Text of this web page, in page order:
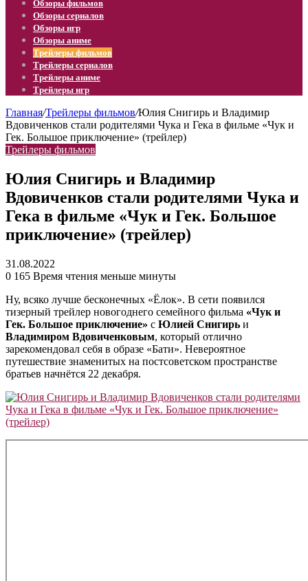
Обзоры фильмов
Обзоры сериалов
Обзоры игр
Обзоры аниме
Трейлеры фильмов
Трейлеры сериалов
Трейлеры аниме
Трейлеры игр
Главная/Трейлеры фильмов/Юлия Снигирь и Владимир
Вдовиченков стали родителями Чука и Гека в фильме «Чук и
Гек. Большое приключение» (трейлер)
Трейлеры фильмов
Юлия Снигирь и Владимир
Вдовиченков стали родителями Чука и
Гека в фильме «Чук и Гек. Большое
приключение» (трейлер)
31.08.2022
0 165 Время чтения меньше минуты
Ну, всяко лучше бесконечных «Ёлок». В сети появился
тизерный трейлер новогоднего семейного фильма «Чук и
Гек. Большое приключение» с Юлией Снигирь и
Владимиром Вдовиченковым, который отлично
зарекомендовал себя в образе «Бати». Невероятное
путешествие знаменитых на постсоветском пространстве
братьев начнётся 22 декабря.